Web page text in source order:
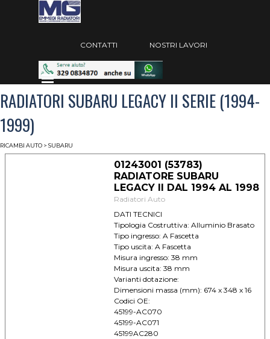
Vai ai contenuti
Salta menù
CONTATTI NOSTRI LAVORI
Salta menù
RADIATORI SUBARU LEGACY II SERIE (1994-
1999)
RICAMBI AUTO > SUBARU
01243001 (53783)
RADIATORE SUBARU
LEGACY II DAL 1994 AL 1998
Radiatori Auto
DATI TECNICI
Tipologia Costruttiva: Alluminio Brasato
Tipo ingresso: A Fascetta
Tipo uscita: A Fascetta
Misura ingresso: 38 mm
Misura uscita: 38 mm
Varianti dotazione:
Dimensioni massa (mm): 674 x 348 x 16
Codici OE:
45199-AC070
45199-AC071
45199AC280